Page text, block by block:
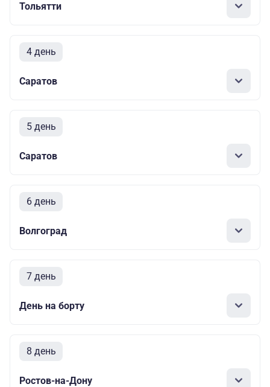
Тольятти
4 день
Саратов
5 день
Саратов
6 день
Волгоград
7 день
День на борту
8 день
Ростов-на-Дону